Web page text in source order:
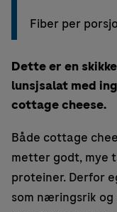
Fiber per
Dette er en
lunsjsalat med
cottage cheese.
Både cottage
metter godt, mye
proteiner. Derfor
som næringsrik og